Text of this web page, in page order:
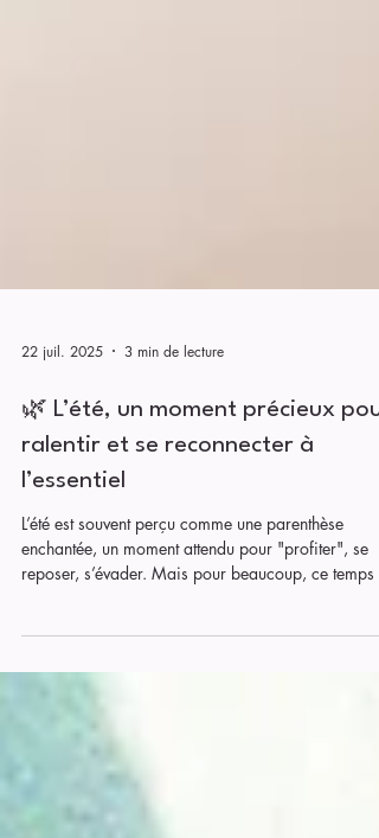
22 juil. 2025 3 min de lecture
🌿 L’été, un moment précieux pour
ralentir et se reconnecter à
l’essentiel
L’été est souvent perçu comme une parenthèse
reposer, s’évader. Mais pour beaucoup, ce temps de
contre la montre. Excursions, projets, retrouvailles,
hiver — si ce n’est plus ! Et si cette période estivale
était en réalité l’occasion idéale de ralentir vraiment
? De savourer chaque instant, sans chercher à tout
remplir ? D’ex